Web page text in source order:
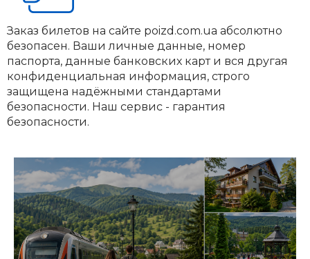
Заказ билетов на сайте poizd.com.ua абсолютно
безопасен. Ваши личные данные, номер
паспорта, данные банковских карт и вся другая
конфиденциальная информация, строго
защищена надёжными стандартами
безопасности. Наш сервис - гарантия
безопасности.